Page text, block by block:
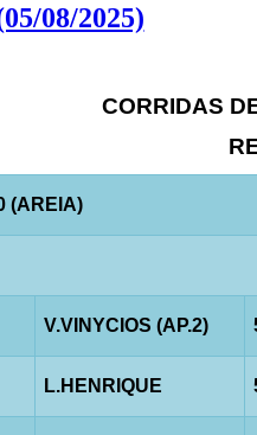
08/2025)
CORRIDAS
(AREIA)
V.VINYCIOS (AP.2)
L.HENRIQUE